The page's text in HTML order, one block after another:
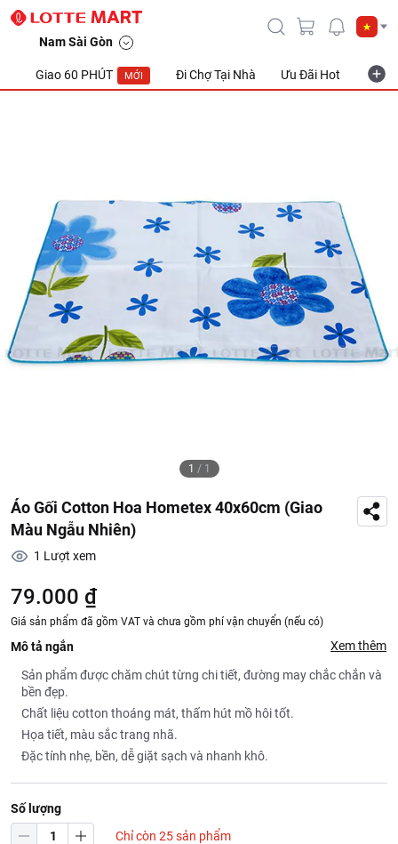
Nam Sài Gòn
Giao 60 PHÚT MỚI Đi Chợ Tại Nhà Ưu Đãi Hot
1 / 1
Áo Gối Cotton Hoa Hometex 40x60cm (Giao
Màu Ngẫu Nhiên)
1 Lượt xem
79.000 ₫
Giá sản phẩm đã gồm VAT và chưa gồm phí vận chuyển (nếu có)
Mô tả ngắn Xem thêm
Sản phẩm được chăm chút từng chi tiết, đường may chắc chắn và
bền đẹp.
Chất liệu cotton thoáng mát, thấm hút mồ hôi tốt.
Họa tiết, màu sắc trang nhã.
Đặc tính nhẹ, bền, dễ giặt sạch và nhanh khô.
Số lượng
Chỉ còn 25 sản phẩm